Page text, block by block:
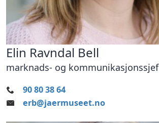
Elin Ravndal Bell
marknads- og kommunikasjonssjef
90 80 38 64
erb@jaermuseet.no